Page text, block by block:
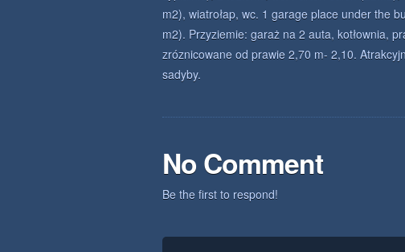
m2), wiatrołap, wc. 1 garage place under the
m2). Przyziemie: garaż na 2 auta, kotłownia,
zróznicowane od prawie 2,70 m- 2,10.
sadyby.
No Comment
Be the first to respond!